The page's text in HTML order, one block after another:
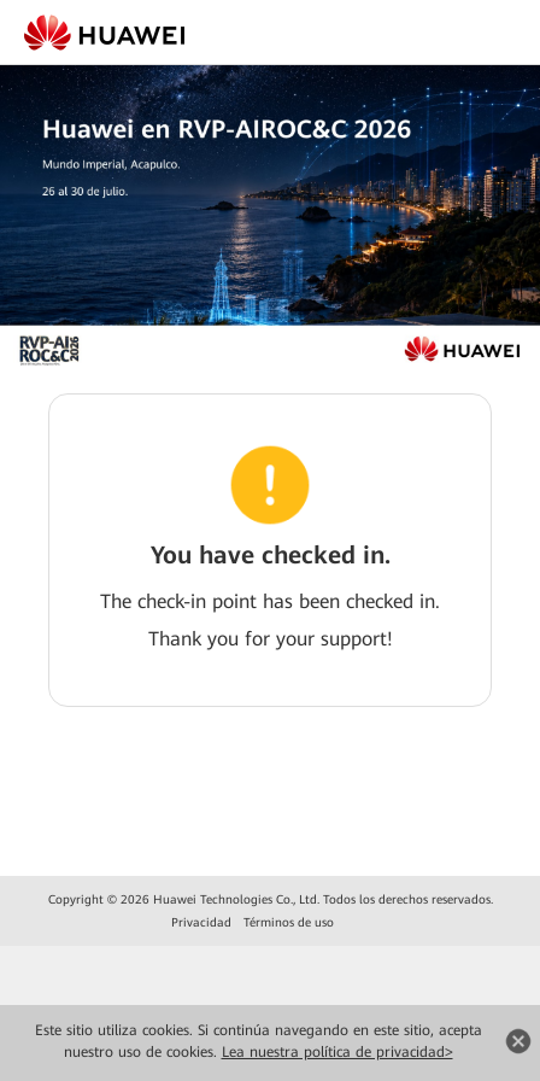
Este sitio utiliza cookies. Si continúa navegando en este sitio, acepta
nuestro uso de cookies. Lea nuestra política de privacidad>
You have checked in.
The check-in point has been checked in.
Thank you for your support!
Copyright © 2026 Huawei Technologies Co., Ltd. Todos los derechos reservados.
Privacidad
Términos de uso